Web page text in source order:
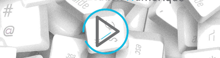
NUAJE : NUmérique et Appropriation par la Jeunesse
Parents Sentinelles des écrans
Pari Risqué : Prévenir l’addiction aux jeux d’argent en